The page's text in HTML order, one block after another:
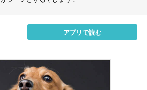
アプリで読む